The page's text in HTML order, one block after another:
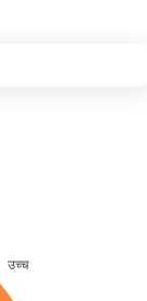
उच्च